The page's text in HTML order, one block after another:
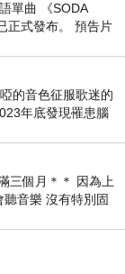
單曲 《SODA
正式發布。 預告片
次夏季回
的音色征服歌迷的
年底發現罹患腦
。
三個月＊＊ 因為上
音樂 沒有特別固
聽'90